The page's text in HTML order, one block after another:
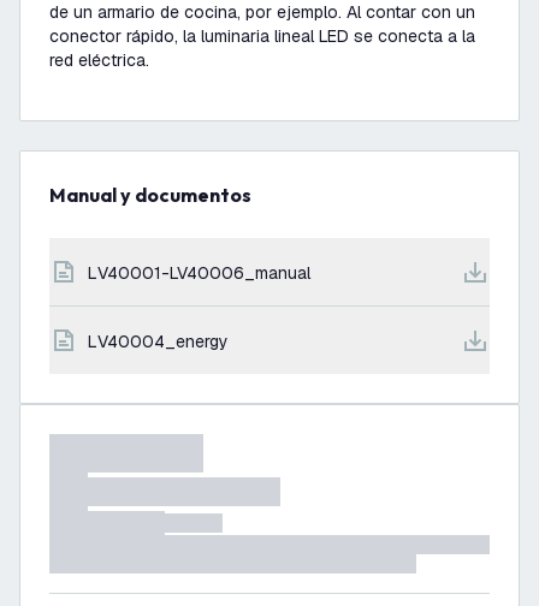
de un armario de cocina, por ejemplo. Al contar con un
conector rápido, la luminaria lineal LED se conecta a la
red eléctrica.
Manual y documentos
LV40001-LV40006_manual
LV40004_energy